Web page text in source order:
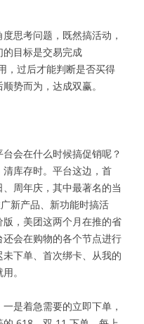
思考问题，既然搞活动，
目标是交易完成
，过后才能判断是否买得
势而为，达成双赢。
会在什么时候搞促销呢？
库存时。平台这边，首
周年庆，其中最著名的当
新产品、新功能时搞活
，美团这两个月在推的省
会在购物的各个节点进行
下单、首次绑卡、从我的
。
是着急需要的立即下单，